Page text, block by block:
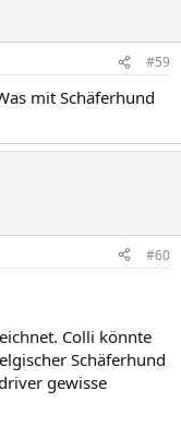
#59
mit Schäferhund
#60
Colli könnte
Schäferhund
gewisse